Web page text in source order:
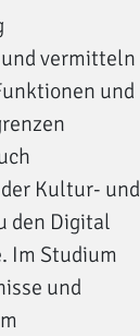
vermitteln
und
Kultur- und
den Digital
Im Studium
und